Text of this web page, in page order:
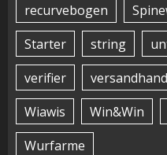
recurvebogen
Starter
string
verifier
Wiawis
Win&Win
Wurfarme